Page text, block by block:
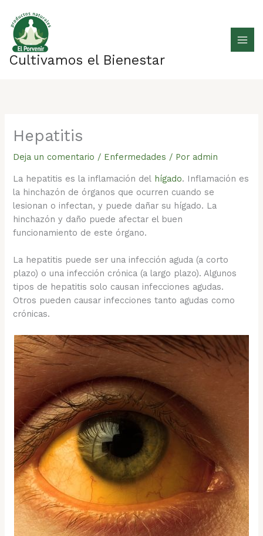
contenido
Cultivamos el Bienestar
Hepatitis
Deja un comentario / Enfermedades / Por admin
La hepatitis es la inflamación del hígado. Inflamación es
la hinchazón de órganos que ocurren cuando se
lesionan o infectan, y puede dañar su hígado. La
hinchazón y daño puede afectar el buen
funcionamiento de este órgano.
La hepatitis puede ser una infección aguda (a corto
plazo) o una infección crónica (a largo plazo). Algunos
tipos de hepatitis solo causan infecciones agudas.
Otros pueden causar infecciones tanto agudas como
crónicas.